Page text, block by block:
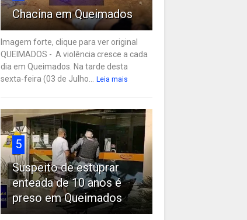
Chacina em Queimados
Imagem forte, clique para ver original
QUEIMADOS - A violência cresce a cada
dia em Queimados. Na tarde desta
sexta-feira (03 de Julho...
Leia mais
5
Suspeito de estuprar
enteada de 10 anos é
preso em Queimados